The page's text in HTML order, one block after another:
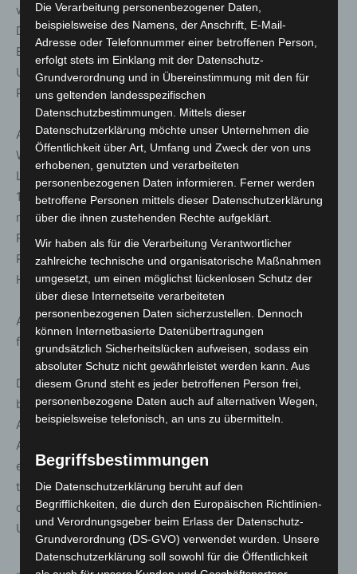
war mit etwas mehr 400 Einsatzkräften im heutigen
Derby-Einsatz. Darunter Einsatzeinheiten der
Bundesbereitschaftspolizei aus Blumberg, Bad Düben,
Uelzen und Duderstadt. Auch Diensthundeführer und ein
Polizeihubschrauber aus Gifhorn waren im Einsatz.
Ab Braunschweig verkehrte ein Entlastungszug der
Westfalenbahn direkt zum Haltepunkt Hannover-
Linden/Fischerhof und zurück, mit einer Kapazität von
1.200 Personen. Der Zug war ausgelastet, unter anderem
mit dem Großteil der Braunschweiger Risikofan-Szene.
Rund 1.000 weitere Eintracht-Fans reisten mit
Regelzugverbindungen über den Hauptbahnhof
Hannover.
Auch 12.000 Fans von Hannover 96 aus dem Umland
fuhren mit der Bahn zum Spiel.
Die besondere Herausforderung der Bundespolizei
bestand darin, eine Vermischung oder ein
Aufeinandertreffen der Risikofans beider Vereine in der
An- und Abreisephase mit der Bahn zu verhindern. Das
erfolgte durch eine konsequente Fansteuerung und -
trennung sowie durch polizeiliche Begleitung, aber auch
durch gute Zusammenarbeit und gegenseitige
Unterstützung zwischen Bundes- und Landespolizei.
„Die An- und Abreise beider Fangruppen verlief
Die Verarbeitung personenbezogener Daten,
beispielsweise des Namens, der Anschrift, E-Mail-
Adresse oder Telefonnummer einer betroffenen Person,
erfolgt stets im Einklang mit der Datenschutz-
Grundverordnung und in Übereinstimmung mit den für
uns geltenden landesspezifischen
Datenschutzbestimmungen. Mittels dieser
Datenschutzerklärung möchte unser Unternehmen die
Öffentlichkeit über Art, Umfang und Zweck der von uns
erhobenen, genutzten und verarbeiteten
personenbezogenen Daten informieren. Ferner werden
betroffene Personen mittels dieser Datenschutzerklärung
über die ihnen zustehenden Rechte aufgeklärt.
Wir haben als für die Verarbeitung Verantwortlicher
zahlreiche technische und organisatorische Maßnahmen
umgesetzt, um einen möglichst lückenlosen Schutz der
über diese Internetseite verarbeiteten
personenbezogenen Daten sicherzustellen. Dennoch
können Internetbasierte Datenübertragungen
grundsätzlich Sicherheitslücken aufweisen, sodass ein
absoluter Schutz nicht gewährleistet werden kann. Aus
diesem Grund steht es jeder betroffenen Person frei,
personenbezogene Daten auch auf alternativen Wegen,
beispielsweise telefonisch, an uns zu übermitteln.
Begriffsbestimmungen
Die Datenschutzerklärung beruht auf den
Begrifflichkeiten, die durch den Europäischen Richtlinien-
und Verordnungsgeber beim Erlass der Datenschutz-
Grundverordnung (DS-GVO) verwendet wurden. Unsere
Datenschutzerklärung soll sowohl für die Öffentlichkeit